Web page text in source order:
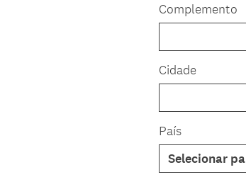
Complemento
Cidade
País